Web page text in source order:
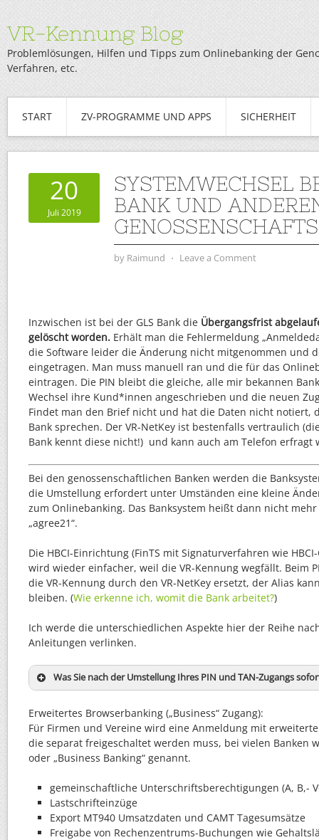
VR-Kennung Blog
Problemlösungen, Hilfen und Tipps zum Onlinebanking der
Verfahren, etc.
START ZV-PROGRAMME UND APPS SICHERHEIT
20
Juli 2019
SYSTEMWECHSEL
BANK UND
by Raimund ⋅ Leave a Comment
Inzwischen ist bei der GLS Bank die Übergangsfrist
gelöscht worden. Erhält man die Fehlermeldung
die Software leider die Änderung nicht mitgenommen und
eingetragen. Man muss manuell ran und die für das
eintragen. Die PIN bleibt die gleiche, alle mir bekannen
Wechsel ihre Kund*innen angeschrieben und die neuen
Findet man den Brief nicht und hat die Daten nicht notiert,
Bank sprechen. Der VR-NetKey ist bestenfalls vertraulich
Bank kennt diese nicht!) und kann auch am Telefon erfragt
Bei den genossenschaftlichen Banken werden die
die Umstellung erfordert unter Umständen eine kleine
zum Onlinebanking. Das Banksystem heißt dann nicht mehr
„agree21“.
Die HBCI-Einrichtung (FinTS mit Signaturverfahren wie
wird wieder einfacher, weil die VR-Kennung wegfällt. Beim
die VR-Kennung durch den VR-NetKey ersetzt, der Alias
bleiben. (Wie erkenne ich, womit die Bank arbeitet?)
Ich werde die unterschiedlichen Aspekte hier der Reihe
Anleitungen verlinken.
Was Sie nach der Umstellung Ihres PIN und TAN-Zugangs
Rückmeldecode zeigt den VR-NetKey
Erweitertes Browserbanking („Business“ Zugang):
Für Firmen und Vereine wird eine Anmeldung mit
die separat freigeschaltet werden muss, bei vielen Banken
oder „Business Banking“ genannt.
gemeinschaftliche Unterschriftsberechtigungen (A, B,-
Lastschrifteinzüge
Export MT940 Umsatzdaten und CAMT Tagesumsätze
Freigabe von Rechenzentrums-Buchungen wie